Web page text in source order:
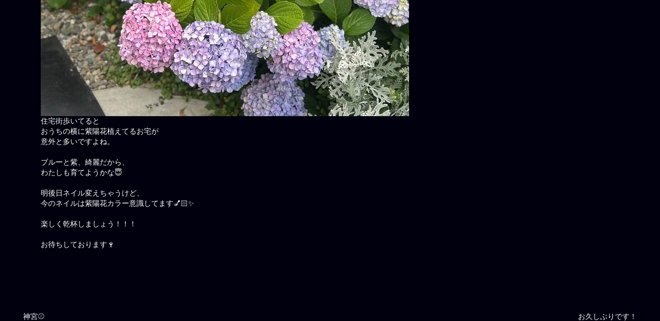
住宅街歩いてると
おうちの横に紫陽花植えてるお宅が
意外と多いですよね。
ブルーと紫、綺麗だから、
わたしも育てようかな😇
明後日ネイル変えちゃうけど、
今のネイルは紫陽花カラー意識してます💅🏻✨️
楽しく乾杯しましょう！！！
お待ちしております🍷
神宮⚾️︎ お久しぶりです！